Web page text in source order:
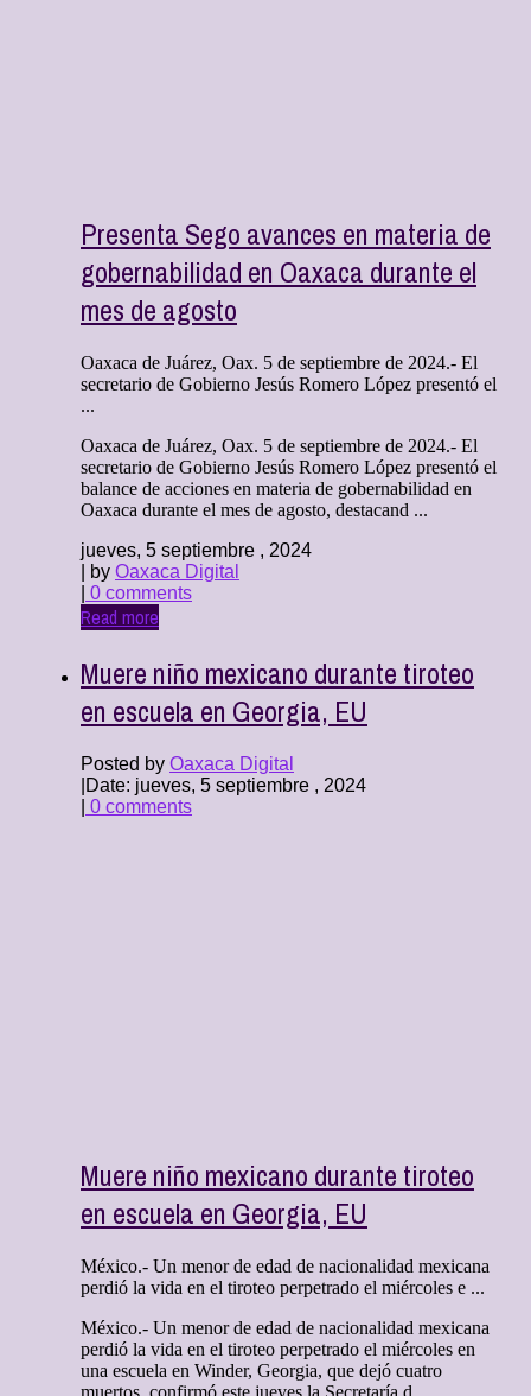
Presenta Sego avances en materia de
gobernabilidad en Oaxaca durante el
mes de agosto
Oaxaca de Juárez, Oax. 5 de septiembre de 2024.- El
secretario de Gobierno Jesús Romero López presentó el
...
Oaxaca de Juárez, Oax. 5 de septiembre de 2024.- El
secretario de Gobierno Jesús Romero López presentó el
balance de acciones en materia de gobernabilidad en
Oaxaca durante el mes de agosto, destacand ...
jueves, 5 septiembre , 2024
| by Oaxaca Digital
0 comments
Read more
Muere niño mexicano durante tiroteo
en escuela en Georgia, EU
Posted by Oaxaca Digital
Date: jueves, 5 septiembre , 2024
0 comments
Muere niño mexicano durante tiroteo
en escuela en Georgia, EU
México.- Un menor de edad de nacionalidad mexicana
perdió la vida en el tiroteo perpetrado el miércoles e ...
México.- Un menor de edad de nacionalidad mexicana
perdió la vida en el tiroteo perpetrado el miércoles en
una escuela en Winder, Georgia, que dejó cuatro
muertos, confirmó este jueves la Secretaría d ...